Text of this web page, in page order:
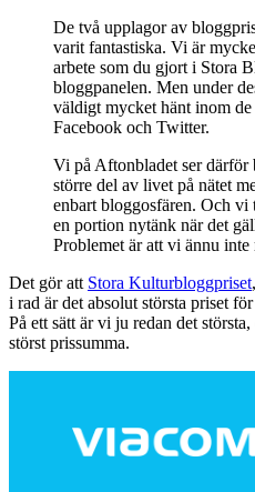
De två upplagor av
varit fantastiska. Vi är
arbete som du gjort i Stora
bloggpanelen. Men under
väldigt mycket hänt inom
Facebook och Twitter.
Vi på Aftonbladet ser därför
större del av livet på nätet
enbart bloggosfären. Och vi
en portion nytänk när det
Problemet är att vi ännu
Det gör att Stora Kulturbloggpriset
i rad är det absolut största priset
På ett sätt är vi ju redan det
störst prissumma.